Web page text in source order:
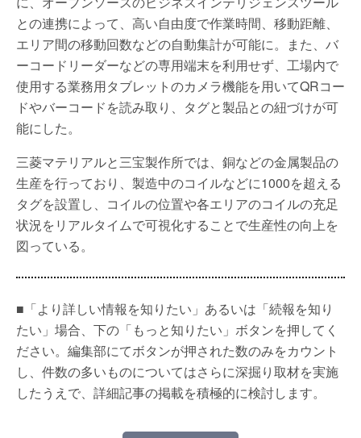
との連携によって、高い自由度で作業時間、移動距離、
エリア間の移動回数などの自動集計が可能に。また、バ
ーコードリーダーなどの専用端末を利用せず、工場内で
使用する業務用タブレットのカメラ機能を用いてQRコー
ドやバーコードを読み取り、タグと製品との紐づけが可
能にした。
三菱マテリアルと三宝製作所では、銅などの金属製品の
生産を行っており、製造中のコイルなどに1000を超える
タグを設置し、コイルの位置や各エリアのコイルの充足
状況をリアルタイムで可視化することで生産性の向上を
図っている。
■「より詳しい情報を知りたい」あるいは「続報を知り
たい」場合、下の「もっと知りたい」ボタンを押してく
ださい。編集部にてボタンが押された数のみをカウント
し、件数の多いものについてはさらに深掘り取材を実施
したうえで、詳細記事の掲載を積極的に検討します。